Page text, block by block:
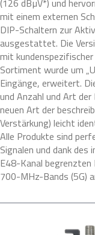
(126 dBµV*) und
mit einem externen
DIP-Schaltern zur
ausgestattet. Die
mit
Sortiment wurde um
Eingänge, erweitert.
und Anzahl und Art
neuen Art der
Verstärkung) leicht
Alle Produkte sind
Signalen und dank
E48-Kanal begrenzten
700-MHz-Bands (5G)